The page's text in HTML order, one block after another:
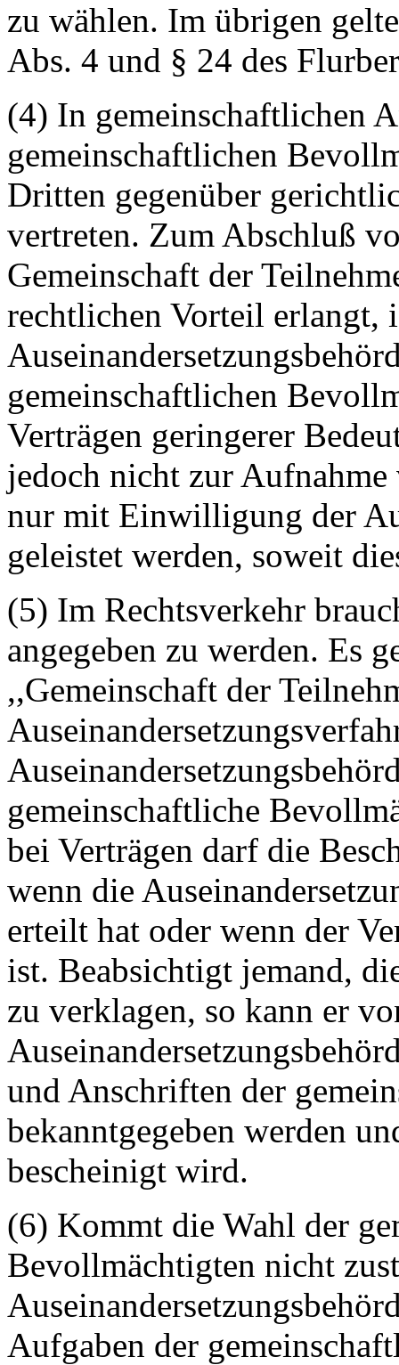
zu wählen. Im übrigen
Abs. 4 und § 24 des
(4) In gemeinschaftlichen
gemeinschaftlichen
Dritten gegenüber
vertreten. Zum Abschluß
Gemeinschaft der
rechtlichen Vorteil erlangt,
gemeinschaftlichen
Verträgen geringerer
jedoch nicht zur
nur mit Einwilligung der
geleistet werden, soweit
(5) Im Rechtsverkehr
angegeben zu werden. Es
,,Gemeinschaft der
gemeinschaftliche
bei Verträgen darf die
wenn die
erteilt hat oder wenn der
ist. Beabsichtigt jemand,
zu verklagen, so kann er
und Anschriften der
bekanntgegeben werden
bescheinigt wird.
(6) Kommt die Wahl der
Bevollmächtigten nicht
Aufgaben der